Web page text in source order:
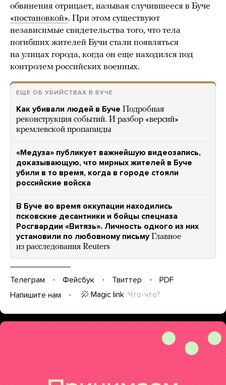
обвинения отрицает, называя случившееся в Буче
«постановкой». При этом существуют
независимые свидетельства того, что тела
погибших жителей Бучи стали появляться
на улицах города, когда он еще находился под
контролем российских военных.
ЕЩЕ ОБ УБИЙСТВАХ В БУЧЕ
Как убивали людей в Буче Подробная
реконструкция событий. И разбор «версий»
кремлевской пропаганды
«Медуза» публикует важнейшую видеозапись,
доказывающую, что мирных жителей в Буче
убили в то время, когда в городе стояли
российские войска
В Буче во время оккупации находились
псковские десантники и бойцы спецназа
Росгвардии «Витязь». Личность одного из них
установили по любовному письму Главное
из расследования Reuters
Телеграм Фейсбук Твиттер
PDF
Напишите нам
Magic link Что-что?